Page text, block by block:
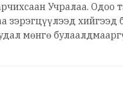
Учралаа.
зэрэгцүүлээд
мөнгө